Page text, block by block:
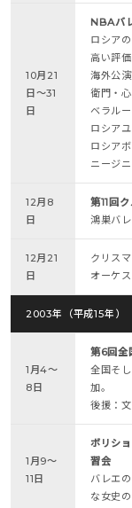
10月21
日～31
日
NBAバ
ロシア
高い評
海外公
衛門・
ベラル
ロシア
ロシア
ニージ
12月8
日
第11回
鴻巣バ
12月21
日
クリス
オーケ
2003年（平成15年）
1月4～
8日
第6回全
全国そ
加。
後援：
1月9～
11日
ボリシ
習会
バレエ
な女史